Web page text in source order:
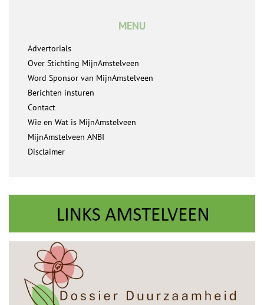
MENU
Advertorials
Over Stichting MijnAmstelveen
Word Sponsor van MijnAmstelveen
Berichten insturen
Contact
Wie en Wat is MijnAmstelveen
MijnAmstelveen ANBI
Disclaimer